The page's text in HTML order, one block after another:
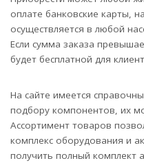
оплате банковские карты,
осуществляется в любой
Если сумма заказа
будет бесплатной для
На сайте имеется
подбору компонентов, их
Ассортимент товаров
комплекс оборудования и
получить полный комплект